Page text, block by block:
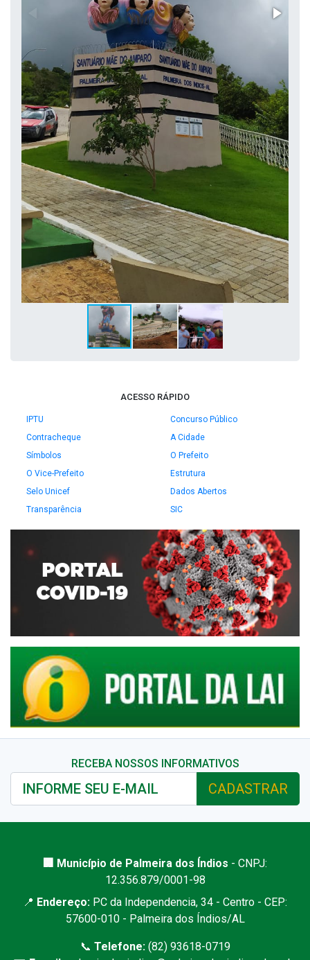
ACESSO RÁPIDO
IPTU
Concurso Público
Contracheque
A Cidade
Símbolos
O Prefeito
O Vice-Prefeito
Estrutura
Selo Unicef
Dados Abertos
Transparência
SIC
RECEBA NOSSOS INFORMATIVOS
CADASTRAR
🏢 Município de Palmeira dos Índios - CNPJ:
12.356.879/0001-98
📍 Endereço: PC da Independencia, 34 - Centro - CEP:
57600-010 - Palmeira dos Índios/AL
📞 Telefone:(82) 93618-0719